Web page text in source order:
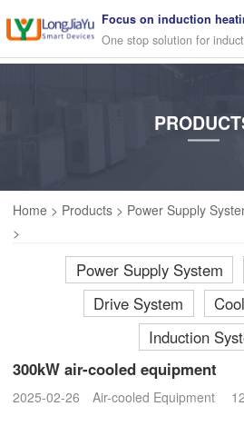
Focus on induction
One stop solution for
Home > Products > Power Supply
>
Power Supply System
Drive System
Induction
300kW air-cooled equipment
2025-02-26 Air-cooled Equipment